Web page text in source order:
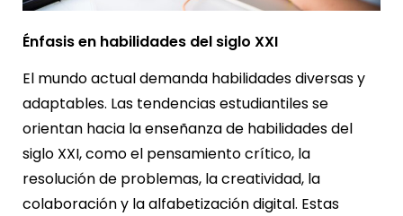
Énfasis en habilidades del siglo XXI
El mundo actual demanda habilidades diversas y
adaptables. Las tendencias estudiantiles se
orientan hacia la enseñanza de habilidades del
siglo XXI, como el pensamiento crítico, la
resolución de problemas, la creatividad, la
colaboración y la alfabetización digital. Estas